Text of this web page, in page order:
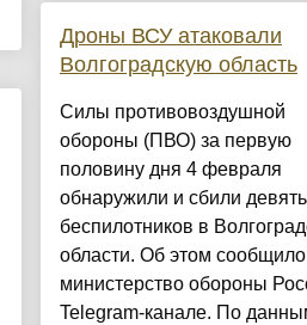
Дроны ВСУ атаковали
Волгоградскую область
Силы противовоздушной
обороны (ПВО) за первую
половину дня 4 февраля
обнаружили и сбили девять
беспилотников в
области. Об этом сообщило
министерство обороны
Telegram-канале. По